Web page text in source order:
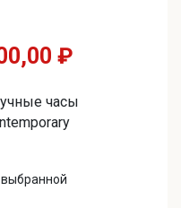
₽.
₽
15600,00
часы